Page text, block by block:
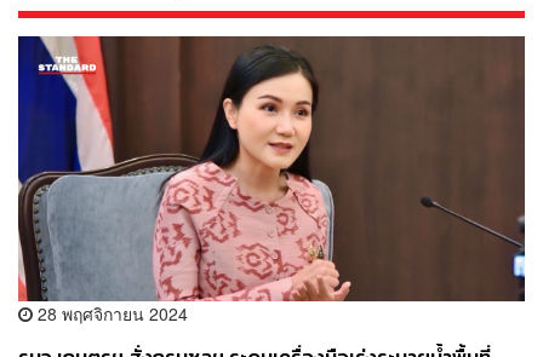
28 พฤศจิกายน 2024